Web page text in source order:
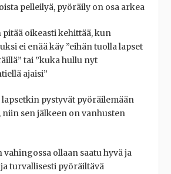
pelleilyä, pyöräily on osa arkea
oikeasti kehittää, kun
ei enää käy ”eihän tuolla lapset
tai ”kuka hullu nyt
ajaisi”
pystyvät pyöräilemään
niin sen jälkeen on vanhusten
vahingossa ollaan saatu hyvä ja
turvallisesti pyöräiltävä